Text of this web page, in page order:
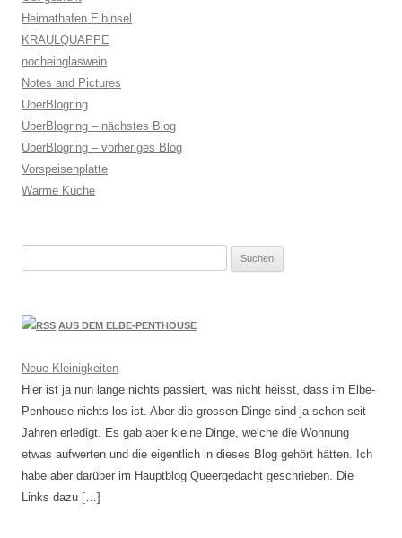
Heimathafen Elbinsel
KRAULQUAPPE
nocheinglaswein
Notes and Pictures
UberBlogring
UberBlogring – nächstes Blog
UberBlogring – vorheriges Blog
Vorspeisenplatte
Warme Küche
AUS DEM ELBE-PENTHOUSE
Neue Kleinigkeiten
Hier ist ja nun lange nichts passiert, was nicht heisst, dass im Elbe-
Penhouse nichts los ist. Aber die grossen Dinge sind ja schon seit
Jahren erledigt. Es gab aber kleine Dinge, welche die Wohnung
etwas aufwerten und die eigentlich in dieses Blog gehört hätten. Ich
habe aber darüber im Hauptblog Queergedacht geschrieben. Die
Links dazu […]